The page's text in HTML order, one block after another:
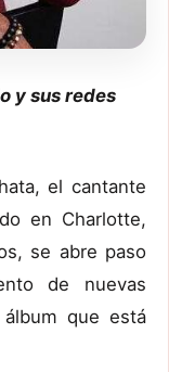
y sus redes
el cantante
en Charlotte,
se abre paso
de nuevas
que está